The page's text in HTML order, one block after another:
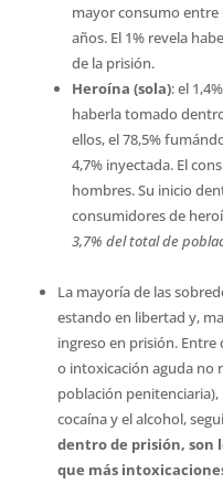
mayor consumo entre
años. El 1% revela
de la prisión.
Heroína (sola): el
haberla tomado
ellos, el 78,5%
4,7% inyectada. El
hombres. Su inicio
consumidores de
3,7% del total de
La mayoría de las
estando en libertad y,
ingreso en prisión.
o intoxicación aguda no
población penitenciaria),
cocaína y el alcohol,
dentro de prisión, son
que más